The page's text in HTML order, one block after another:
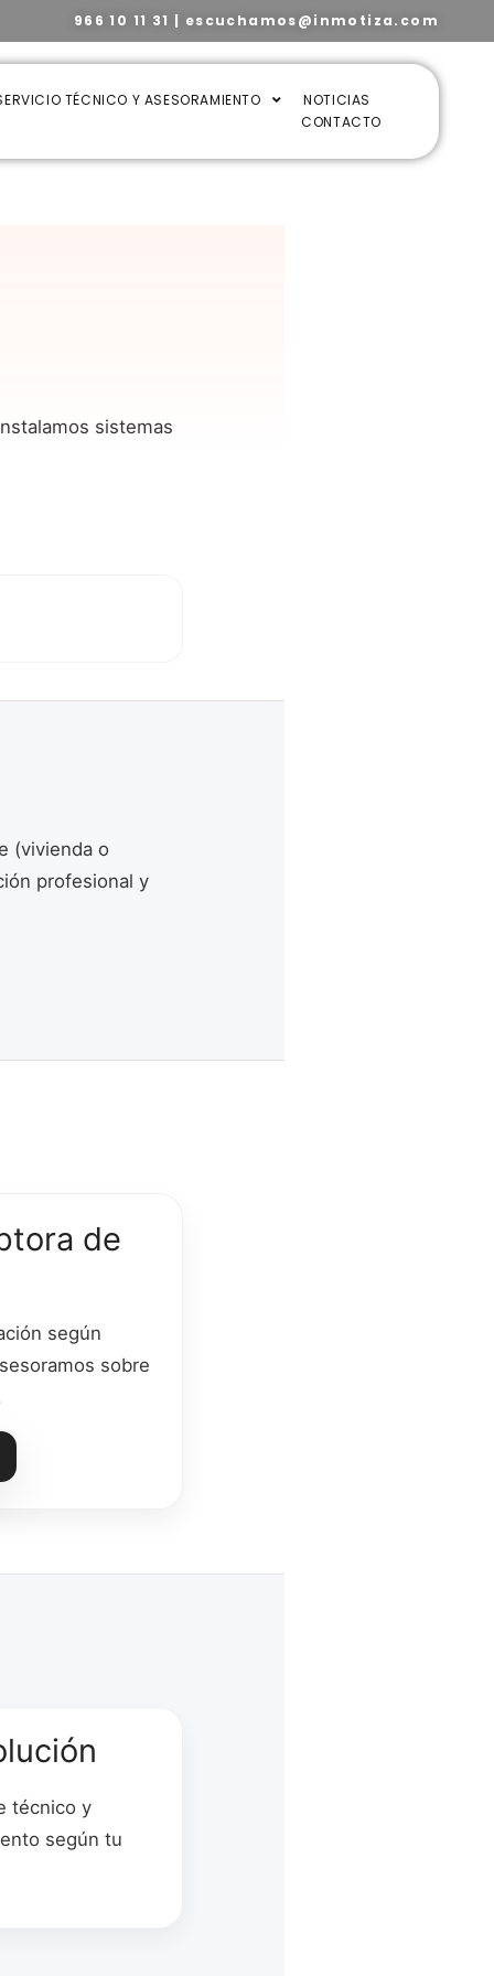
966 10 11 31 | escuchamos@inmotiza.com
TÉCNICO Y ASESORAMIENTO
NOTICIAS
CONTACTO
sistemas
(vivienda o
profesional y
de
según
sobre
técnico y
según tu